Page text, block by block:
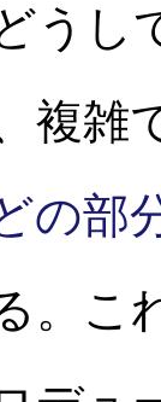
うし
複雑
の部
。こ